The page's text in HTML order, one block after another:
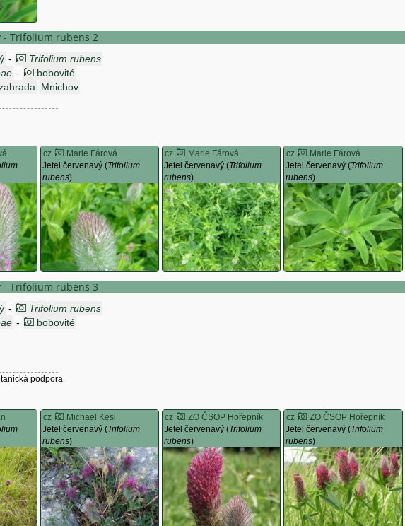
- Trifolium rubens 2
-
Trifolium rubens
-
bobovité
Mnichov
cz
Marie Fárová
Jetel červenavý (Trifolium
rubens)
cz
Marie Fárová
Jetel červenavý (Trifolium
rubens)
cz
Marie Fárová
Jetel červenavý (Trifolium
rubens)
- Trifolium rubens 3
-
Trifolium rubens
- bobovité
podpora
cz
Michael Kesl
Jetel červenavý (Trifolium
rubens)
cz
ZO ČSOP Hořepník
Jetel červenavý (Trifolium
rubens)
cz
ZO ČSOP Hořepník
Jetel červenavý (Trifolium
rubens)